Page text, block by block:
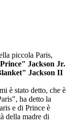
piccola Paris,
Jackson Jr.
Jackson II
è stato detto, che è
ha detto la
e di Prince è
della madre di